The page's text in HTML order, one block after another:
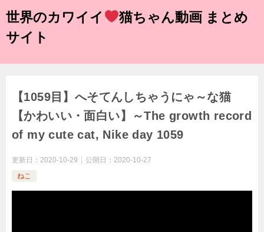
世界のカワイイ
猫ちゃん動画 まとめ
サイト
【1059目】へそてんしちゃうにゃ～な猫
【かわいい・面白い】～The growth record
of my cute cat, Nike day 1059
更新日： 2020-10-29 公開日： 2020-10-27
ねこ